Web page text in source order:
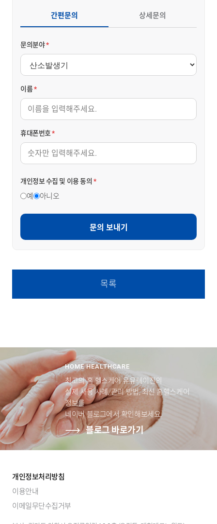
간편문의 상세문의
문의분야*
이름*
휴대폰번호*
개인정보 수집 및 이용 동의 *
예 아니오
문의 보내기
목록
HOME HEALTHCARE
최고의 홈 헬스케어 유유테이진의
실제 사용 사례, 관리 방법, 최신 홈헬스케어
정보를
네이버 블로그에서 확인해보세요.
블로그 바로가기
개인정보처리방침
이용안내
이메일무단수집거부